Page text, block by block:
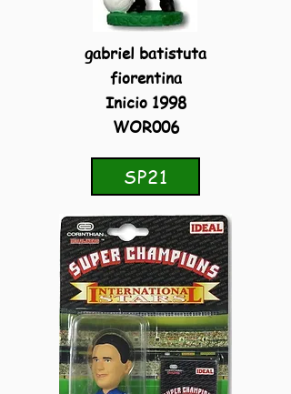
gabriel batistuta
fiorentina
Inicio 1998
WOR006
SP21